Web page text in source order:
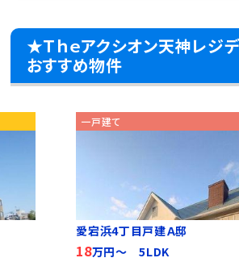
★Ｔｈｅアクシオン天神レジ
おすすめ物件
一戸建て
愛宕浜4丁目戸建Ａ邸
18万円～ 5LDK